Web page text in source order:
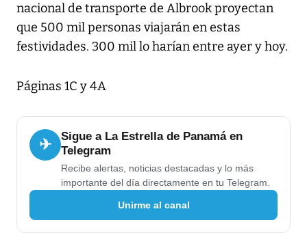
nacional de transporte de Albrook proyectan
que 500 mil personas viajarán en estas
festividades. 300 mil lo harían entre ayer y hoy.
Páginas 1C y 4A
✈
Sigue a La Estrella de Panamá en
Telegram
Recibe alertas, noticias destacadas y lo más
importante del día directamente en tu Telegram.
Unirme al canal